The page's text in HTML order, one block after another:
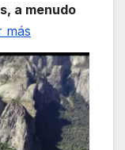
a menudo
más